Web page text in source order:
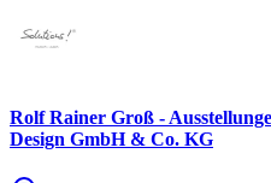
Rolf Rainer Groß -
Design GmbH & Co. KG